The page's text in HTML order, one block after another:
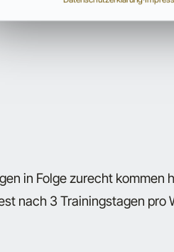
in Folge zurecht kommen
nach 3 Trainingstagen pro